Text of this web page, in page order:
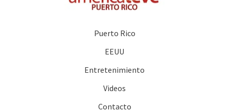
Puerto Rico
EEUU
Entretenimiento
Videos
Contacto